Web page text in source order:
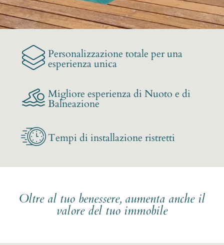
Personalizzazione totale per una
esperienza unica
Migliore esperienza di Nuoto e di
Balneazione
Tempi di installazione ristretti
Oltre al tuo benessere, aumenta anche il
valore del tuo immobile